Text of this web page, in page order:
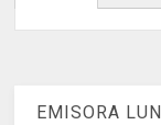
EMISORA